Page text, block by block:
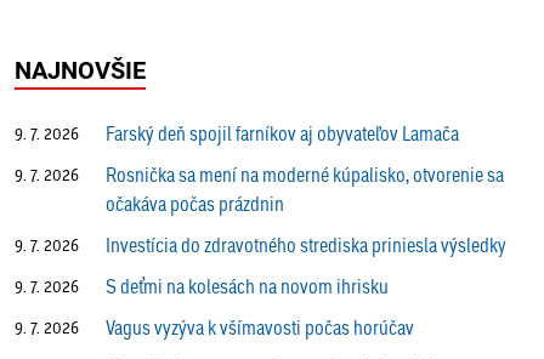
NAJNOVŠIE
9. 7. 2026 Farský deň spojil farníkov aj obyvateľov Lamača
9. 7. 2026
Rosnička sa mení na moderné kúpalisko, otvorenie sa
očakáva počas prázdnin
9. 7. 2026 Investícia do zdravotného strediska priniesla výsledky
9. 7. 2026 S deťmi na kolesách na novom ihrisku
9. 7. 2026 Vagus vyzýva k všímavosti počas horúčav